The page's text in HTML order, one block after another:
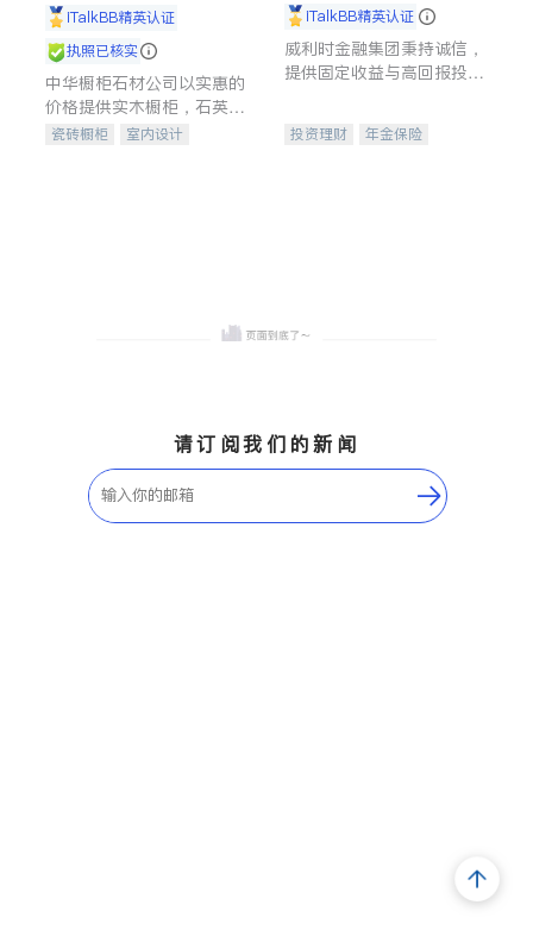
iTalkBB精英认证
执照已核实
中华橱柜石材公司以实惠的
价格提供实木橱柜，石英石
台面，多种优质不锈钢水
瓷砖橱柜
室内设计
iTalkBB精英认证
威利时金融集团秉持诚信，
提供固定收益与高回报投资
合，助力客户实现目标
投资理财
年金保险
请订阅我们的新闻